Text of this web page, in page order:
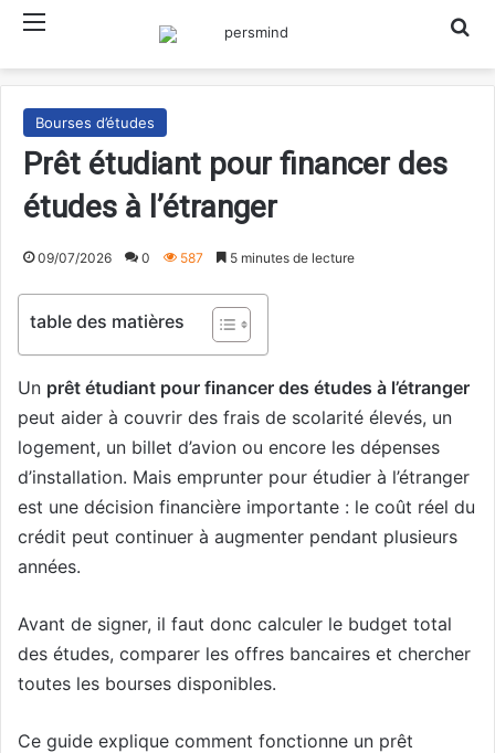
Bourses d’études
Prêt étudiant pour financer des
études à l’étranger
09/07/2026 0 587 5 minutes de lecture
table des matières
Un prêt étudiant pour financer des études à l’étranger
peut aider à couvrir des frais de scolarité élevés, un
logement, un billet d’avion ou encore les dépenses
d’installation. Mais emprunter pour étudier à l’étranger
est une décision financière importante : le coût réel du
crédit peut continuer à augmenter pendant plusieurs
années.
Avant de signer, il faut donc calculer le budget total
des études, comparer les offres bancaires et chercher
toutes les bourses disponibles.
Ce guide explique comment fonctionne un prêt